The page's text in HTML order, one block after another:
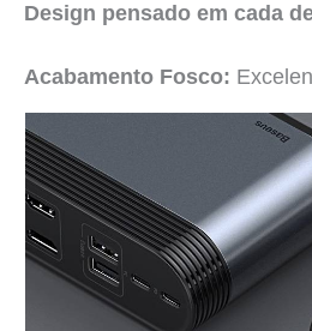
Design pensado em cada
Acabamento Fosco: